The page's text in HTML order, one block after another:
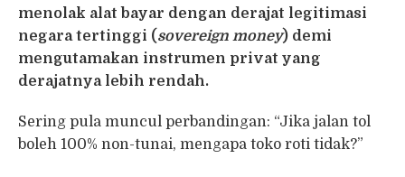
menolak alat bayar dengan derajat legitimasi
negara tertinggi (sovereign money) demi
mengutamakan instrumen privat yang
derajatnya lebih rendah.
Sering pula muncul perbandingan: “Jika jalan tol
boleh 100% non-tunai, mengapa toko roti tidak?”